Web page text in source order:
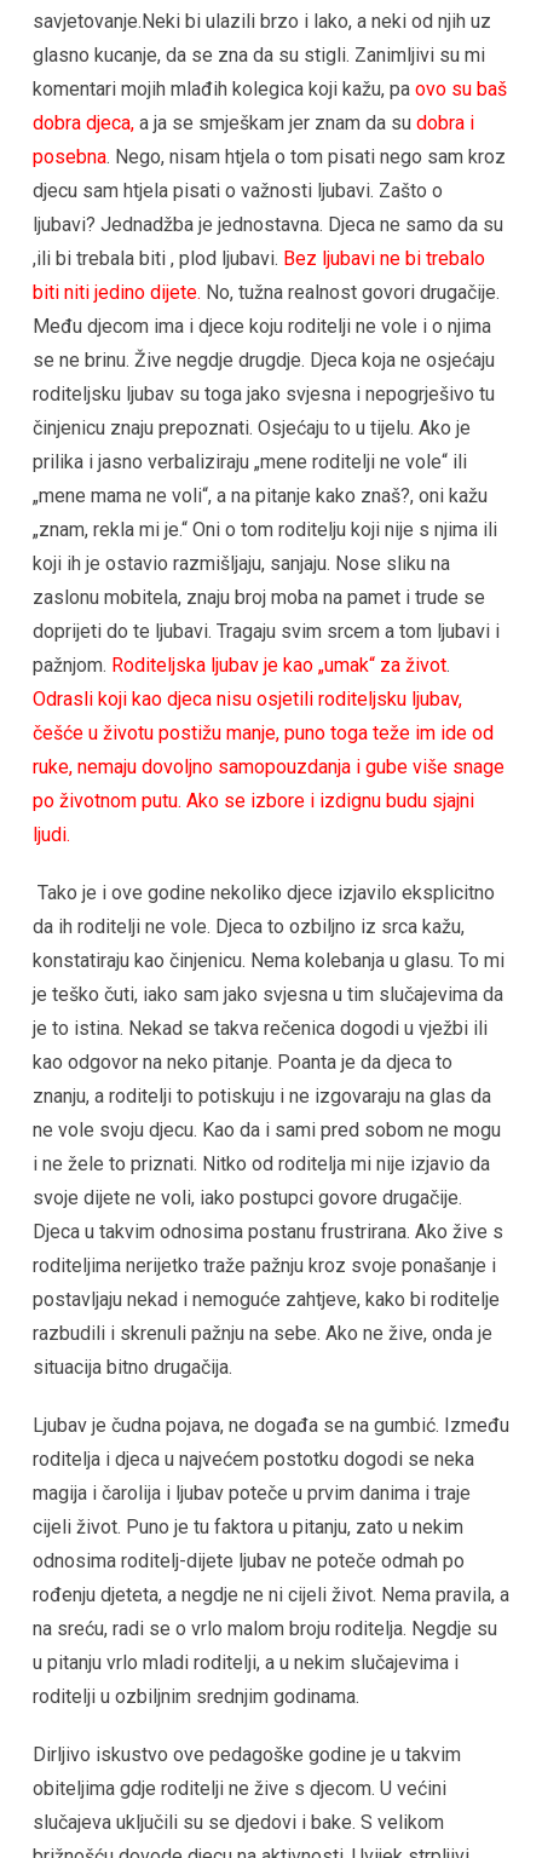
savjetovanje.Neki bi ulazili brzo i lako, a neki od njih uz
glasno kucanje, da se zna da su stigli. Zanimljivi su mi
komentari mojih mlađih kolegica koji kažu, pa ovo su baš
dobra djeca, a ja se smješkam jer znam da su dobra i
posebna. Nego, nisam htjela o tom pisati nego sam kroz
djecu sam htjela pisati o važnosti ljubavi. Zašto o
ljubavi? Jednadžba je jednostavna. Djeca ne samo da su
,ili bi trebala biti , plod ljubavi. Bez ljubavi ne bi trebalo
biti niti jedino dijete. No, tužna realnost govori drugačije.
Među djecom ima i djece koju roditelji ne vole i o njima
se ne brinu. Žive negdje drugdje. Djeca koja ne osjećaju
roditeljsku ljubav su toga jako svjesna i nepogrješivo tu
činjenicu znaju prepoznati. Osjećaju to u tijelu. Ako je
prilika i jasno verbaliziraju „mene roditelji ne vole“ ili
„mene mama ne voli“, a na pitanje kako znaš?, oni kažu
„znam, rekla mi je.“ Oni o tom roditelju koji nije s njima ili
koji ih je ostavio razmišljaju, sanjaju. Nose sliku na
zaslonu mobitela, znaju broj moba na pamet i trude se
doprijeti do te ljubavi. Tragaju svim srcem a tom ljubavi i
pažnjom. Roditeljska ljubav je kao „umak“ za život.
Odrasli koji kao djeca nisu osjetili roditeljsku ljubav,
češće u životu postižu manje, puno toga teže im ide od
ruke, nemaju dovoljno samopouzdanja i gube više snage
po životnom putu. Ako se izbore i izdignu budu sjajni
ljudi.
Tako je i ove godine nekoliko djece izjavilo eksplicitno
da ih roditelji ne vole. Djeca to ozbiljno iz srca kažu,
konstatiraju kao činjenicu. Nema kolebanja u glasu. To mi
je teško čuti, iako sam jako svjesna u tim slučajevima da
je to istina. Nekad se takva rečenica dogodi u vježbi ili
kao odgovor na neko pitanje. Poanta je da djeca to
znanju, a roditelji to potiskuju i ne izgovaraju na glas da
ne vole svoju djecu. Kao da i sami pred sobom ne mogu
i ne žele to priznati. Nitko od roditelja mi nije izjavio da
svoje dijete ne voli, iako postupci govore drugačije.
Djeca u takvim odnosima postanu frustrirana. Ako žive s
roditeljima nerijetko traže pažnju kroz svoje ponašanje i
postavljaju nekad i nemoguće zahtjeve, kako bi roditelje
razbudili i skrenuli pažnju na sebe. Ako ne žive, onda je
situacija bitno drugačija.
Ljubav je čudna pojava, ne događa se na gumbić. Između
roditelja i djeca u najvećem postotku dogodi se neka
magija i čarolija i ljubav poteče u prvim danima i traje
cijeli život. Puno je tu faktora u pitanju, zato u nekim
odnosima roditelj-dijete ljubav ne poteče odmah po
rođenju djeteta, a negdje ne ni cijeli život. Nema pravila, a
na sreću, radi se o vrlo malom broju roditelja. Negdje su
u pitanju vrlo mladi roditelji, a u nekim slučajevima i
roditelji u ozbiljnim srednjim godinama.
Dirljivo iskustvo ove pedagoške godine je u takvim
obiteljima gdje roditelji ne žive s djecom. U većini
slučajeva uključili su se djedovi i bake. S velikom